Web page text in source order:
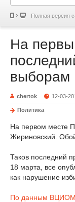
Полная версия
На
выборам
chertok 12-03-
Политика
На первом месте
Жириновский.
Таков последний
18 марта, все
как нарушение
По данным ВЦИОМ